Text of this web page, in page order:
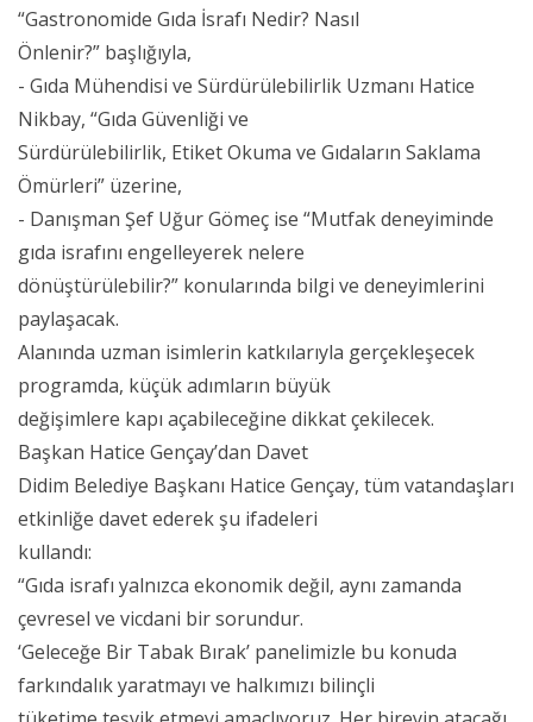
“Gastronomide Gıda İsrafı Nedir? Nasıl
Önlenir?” başlığıyla,
- Gıda Mühendisi ve Sürdürülebilirlik Uzmanı Hatice
Nikbay, “Gıda Güvenliği ve
Sürdürülebilirlik, Etiket Okuma ve Gıdaların Saklama
Ömürleri” üzerine,
- Danışman Şef Uğur Gömeç ise “Mutfak deneyiminde
gıda israfını engelleyerek nelere
dönüştürülebilir?” konularında bilgi ve deneyimlerini
paylaşacak.
Alanında uzman isimlerin katkılarıyla gerçekleşecek
programda, küçük adımların büyük
değişimlere kapı açabileceğine dikkat çekilecek.
Başkan Hatice Gençay’dan Davet
Didim Belediye Başkanı Hatice Gençay, tüm vatandaşları
etkinliğe davet ederek şu ifadeleri
kullandı:
“Gıda israfı yalnızca ekonomik değil, aynı zamanda
çevresel ve vicdani bir sorundur.
‘Geleceğe Bir Tabak Bırak’ panelimizle bu konuda
farkındalık yaratmayı ve halkımızı bilinçli